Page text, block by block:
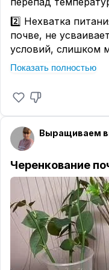
2️⃣ Нехватка
почве, не
условий, слишком
Цель растения -
завязи не нужны и
Помощь:
✔️скорректировать
✔️своевременно
✔️регулярно
Схема питания в
1-я неделя:
2-я неделя:
3-я неделя:
10 г на 10 л
Показать полностью
Черенкование